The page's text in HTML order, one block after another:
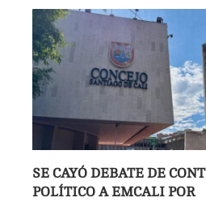
SE CAYÓ DEBATE DE
POLÍTICO A EMCALI POR